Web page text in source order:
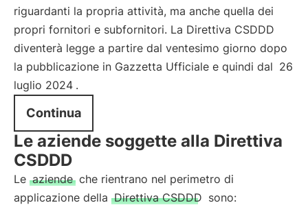
riguardanti la propria attività, ma anche quella dei
propri fornitori e subfornitori. La Direttiva CSDDD
diventerà legge a partire dal ventesimo giorno dopo
la pubblicazione in Gazzetta Ufficiale e quindi dal 26
luglio 2024 .
Continua
Le aziende soggette alla Direttiva
CSDDD
Le aziende che rientrano nel perimetro di
applicazione della Direttiva CSDDD sono: